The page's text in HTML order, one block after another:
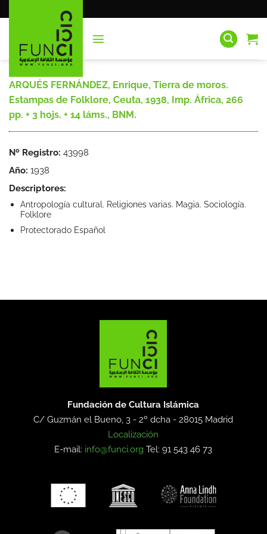
al
ARQUÉS FERNÁNDEZ, Enrique, Tierra de moros.
Estampas de Folklore, Ceuta, 1938, Imp. África, 266
pp. + 3 hojs. + 14 láms., BNM.
Nº Registro: 43998
Año: 1938
Descriptores:
Antropología cultural. Religiones varias. Magia. Sociología.
Folklore
Protectorado Español
Fundación de Cultura Islámica
C/ Guzmán el Bueno, 3 - 2º dcha -28015 Madrid
Localización
E-mail: info@funci.org Tel: 91 543 46 73